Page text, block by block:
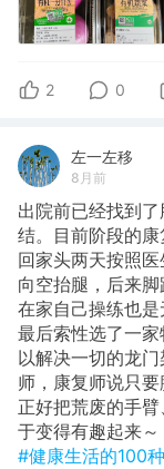
2 0
左一左移
8月前
出院前已经找到
结。目前阶段的康
回家头两天按照
向空抬腿，后来
在家自己操练也是
最后索性选了一
以解决一切的龙
师，康复师说只
正好把荒废的手
于变得有趣起来～
#健康生活的100